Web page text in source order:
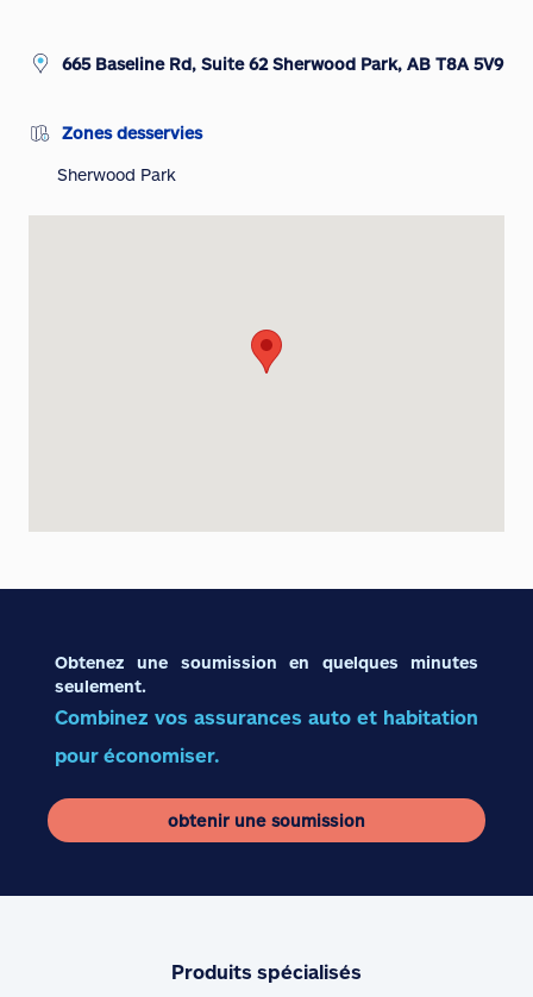
665 Baseline Rd, Suite 62 Sherwood Park, AB T8A 5V9
Zones desservies
Sherwood Park
Obtenez une soumission en quelques minutes
seulement.
Combinez vos assurances auto et habitation
pour économiser.
obtenir une soumission
Produits spécialisés